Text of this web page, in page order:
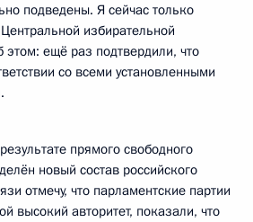
подведены. Я сейчас только
избирательной
этом: ещё раз подтвердили, что
со всеми установленными
прямого свободного
новый состав российского
отмечу, что парламентские партии
высокий авторитет, показали, что